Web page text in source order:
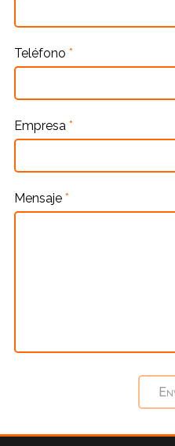
Teléfono *
Empresa *
Mensaje *